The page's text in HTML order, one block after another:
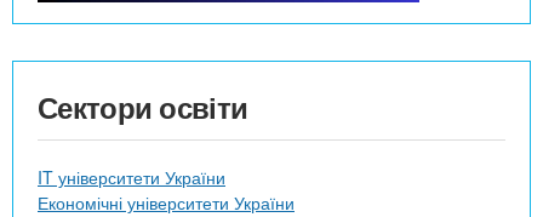
Сектори освіти
IT університети України
Економічні університети України